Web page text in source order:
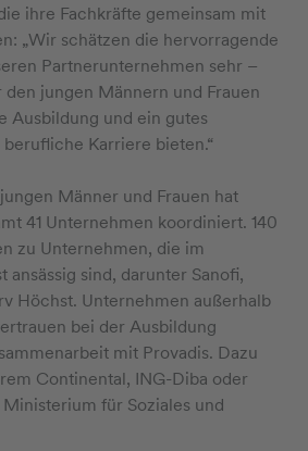
ihre Fachkräfte gemeinsam mit
„Wir schätzen die hervorragende
Partnerunternehmen sehr –
jungen Männern und Frauen
Ausbildung und ein gutes
Karriere bieten.“
Männer und Frauen hat
41 Unternehmen koordiniert. 140
zu Unternehmen, die im
ansässig sind, darunter Sanofi,
Höchst. Unternehmen außerhalb
bei der Ausbildung
mit Provadis. Dazu
Continental, ING-Diba oder
für Soziales und